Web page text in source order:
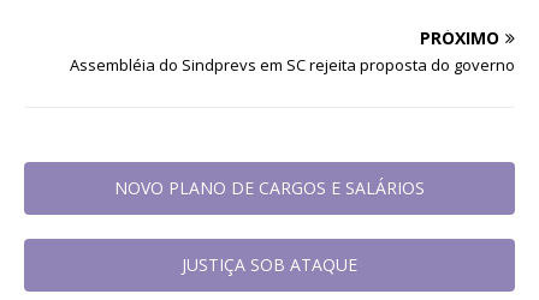
PRÓXIMO
Assembléia do Sindprevs em SC rejeita proposta do governo
NOVO PLANO DE CARGOS E SALÁRIOS
JUSTIÇA SOB ATAQUE